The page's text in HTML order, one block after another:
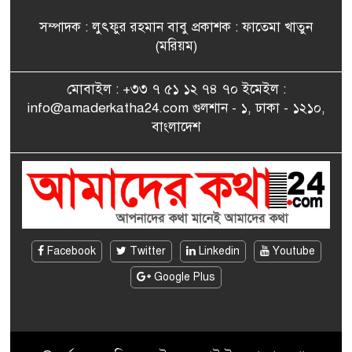
সাংবাদিকতায় কৃতিত্বের পুরস্কার
এমপি মমতাজ আলোকে
জেলা প্রবাসী এসোসিয়েশন’
বেদে সম্প্রদায় নিয়ে প্যারিসে
তথ্য-চলচ্চিত্র “ভাসমান জীবন”
সম্পাদক : লুৎফুর রহমান বাবু প্রকাশক : ফাতেমা খাতুন
(মরিয়ম)
মোবাইল : +৩৩ ৭ ৫১ ১২ ৭৪ ৭০ ইমেইল :
info@amaderkatha24.com গুলশান - ১, ঢাকা - ১২১০,
বাংলাদেশ
Facebook Twitter Linkedin
Youtube
Google Plus